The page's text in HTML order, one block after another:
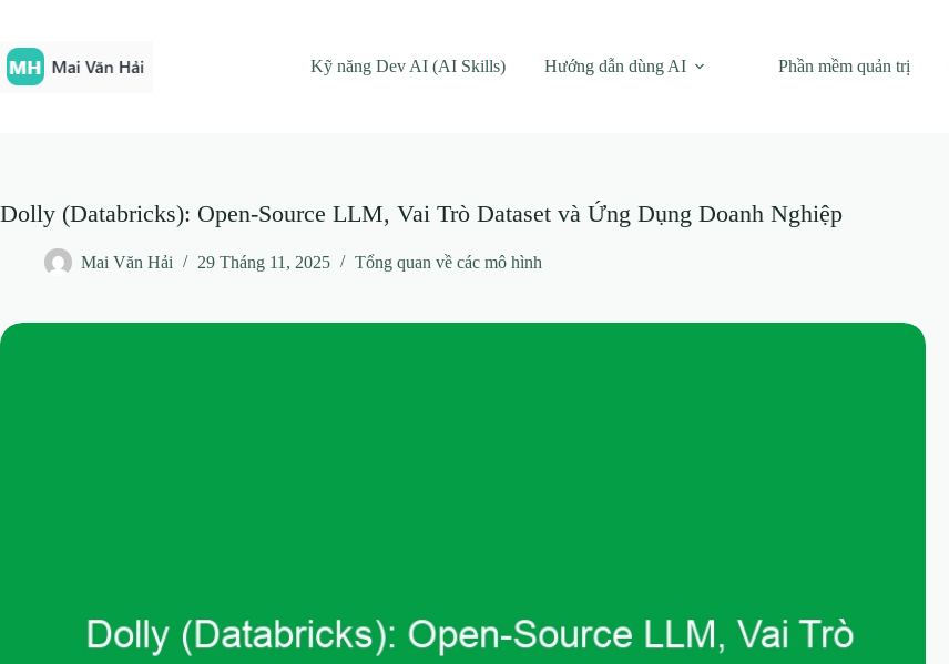
phần
nội
dung
Kỹ năng Dev AI (AI Skills) Hướng dẫn dùng AI Phần mềm quản trị
Dolly (Databricks): Open-Source LLM, Vai Trò Dataset và Ứng Dụng Doanh Nghiệp
Mai Văn Hải 29 Tháng 11, 2025 Tổng quan về các mô hình